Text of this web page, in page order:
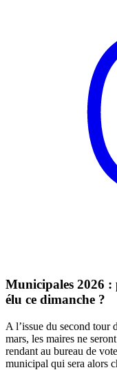
Municipales 2026 :
élu ce dimanche ?
A l’issue du second tour
mars, les maires ne
rendant au bureau de
municipal qui sera alors